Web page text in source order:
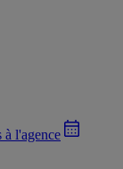
à l'agence